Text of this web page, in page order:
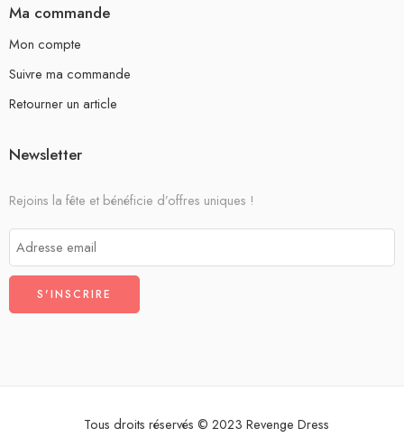
Ma commande
Mon compte
Suivre ma commande
Retourner un article
Newsletter
Rejoins la fête et bénéficie d’offres uniques !
Tous droits réservés © 2023 Revenge Dress